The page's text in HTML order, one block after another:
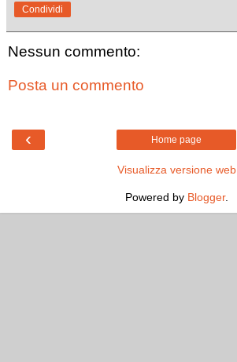
Condividi
Nessun commento:
Posta un commento
‹ Home page
Visualizza versione web
Powered by Blogger.